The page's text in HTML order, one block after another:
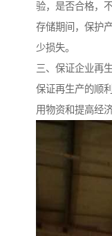
验，是否合格，
存储期间，保护
少损失。
三、保证企业再
保证再生产的顺
用物资和提高经